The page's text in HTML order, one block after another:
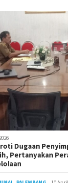
Dugaan
Pertanyakan